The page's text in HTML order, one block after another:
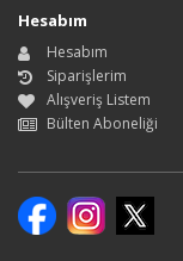
Hesabım
Hesabım
Siparişlerim
Alışveriş Listem
Bülten Aboneliği